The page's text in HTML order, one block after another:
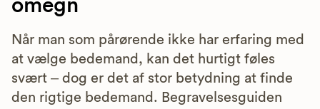
omegn
Når man som pårørende ikke har erfaring med
at vælge bedemand, kan det hurtigt føles
svært – dog er det af stor betydning at finde
den rigtige bedemand. Begravelsesguiden